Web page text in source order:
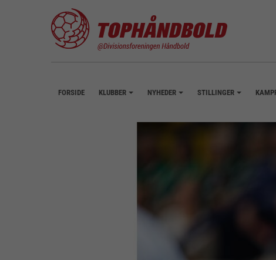
FORSIDE KLUBBER NYHEDER STILLINGER